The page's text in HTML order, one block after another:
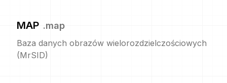
MAP .map
Baza danych obrazów wielorozdzielczościowych
(MrSID)